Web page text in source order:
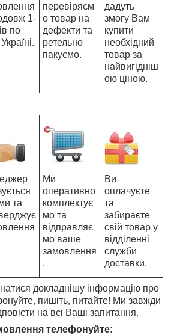
1-
по
перевіряєм
о товар на
дефекти та
ретельно
пакуємо.
дадуть
змогу Вам
купити
необхідний
товар за
найвигідніш
ою ціною.
та
Ми
оперативно
комплектує
мо та
відправляє
мо ваше
замовлення
.
Ви
оплачуєте
та
забираєте
свій товар у
відділенні
служби
доставки.
докладнішу інформацію про
пишіть, питайте! Ми завжди
на всі Ваші запитання.
телефонуйте: